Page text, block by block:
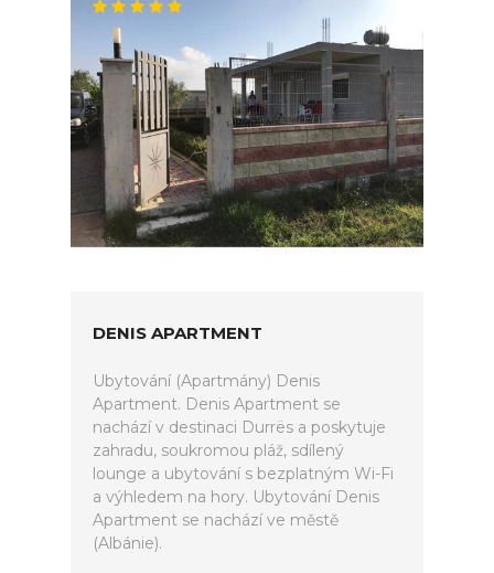
DENIS APARTMENT
Ubytování (Apartmány) Denis
Apartment. Denis Apartment se
nachází v destinaci Durrës a poskytuje
zahradu, soukromou pláž, sdílený
lounge a ubytování s bezplatným Wi-Fi
a výhledem na hory. Ubytování Denis
Apartment se nachází ve městě
(Albánie).